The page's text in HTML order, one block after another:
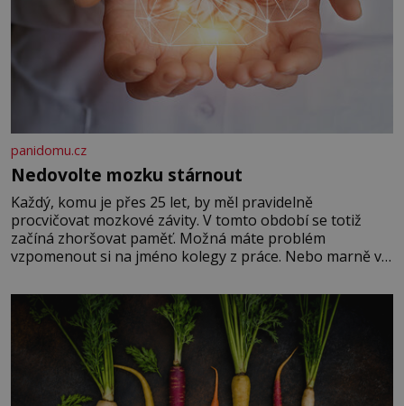
panidomu.cz
Nedovolte mozku stárnout
Každý, komu je přes 25 let, by měl pravidelně
procvičovat mozkové závity. V tomto období se totiž
začíná zhoršovat paměť. Možná máte problém
vzpomenout si na jméno kolegy z práce. Nebo marně v
Je to opravdu tak, s věkem jako kdyby se paměť
rozhodla stávkovat. Cvičte